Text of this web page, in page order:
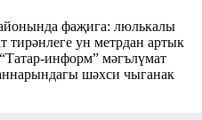
фаҗига: люлькалы
тирәнлеге ун метрдан артык
информ” мәгълүмат
шәхси чыганак